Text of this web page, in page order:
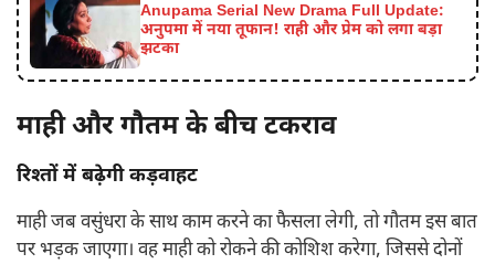
Anupama Serial New Drama Full Update:
अनुपमा में नया तूफान! राही और प्रेम को लगा बड़ा
झटका
माही और गौतम के बीच टकराव
रिश्तों में बढ़ेगी कड़वाहट
माही जब वसुंधरा के साथ काम करने का फैसला लेगी, तो गौतम इस बात
पर भड़क जाएगा। वह माही को रोकने की कोशिश करेगा, जिससे दोनों